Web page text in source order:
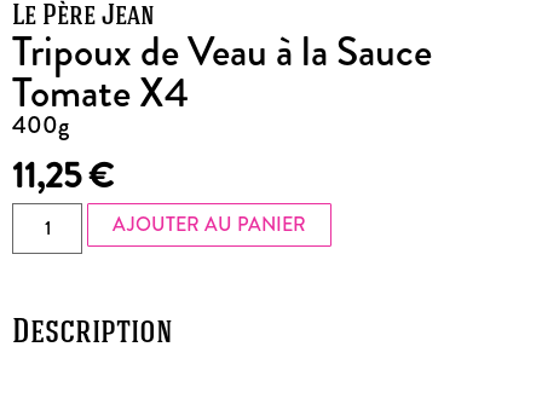
Le Père Jean
Tripoux de Veau à la Sauce
Tomate X4
400g
11,25€
AJOUTER AU PANIER
Description